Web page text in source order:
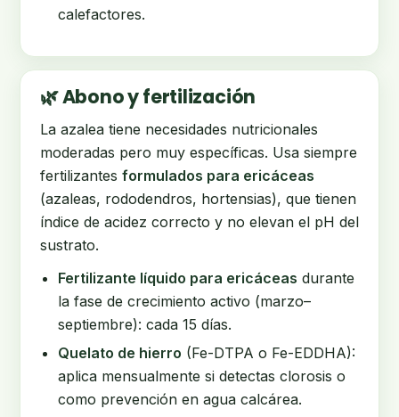
calefactores.
🌿 Abono y fertilización
La azalea tiene necesidades nutricionales
moderadas pero muy específicas. Usa siempre
fertilizantes formulados para ericáceas
(azaleas, rododendros, hortensias), que tienen
índice de acidez correcto y no elevan el pH del
sustrato.
Fertilizante líquido para ericáceas durante
la fase de crecimiento activo (marzo–
septiembre): cada 15 días.
Quelato de hierro (Fe-DTPA o Fe-EDDHA):
aplica mensualmente si detectas clorosis o
como prevención en agua calcárea.